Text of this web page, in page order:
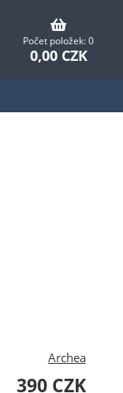
Počet položek: 0
0,00 CZK
Archea
390 CZK